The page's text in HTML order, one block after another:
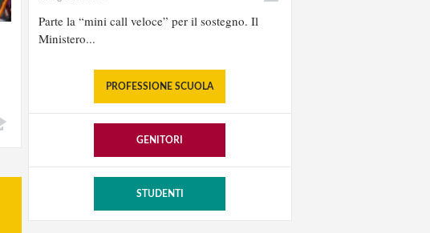
Parte la “mini call veloce” per il sostegno. Il
Ministero...
PROFESSIONE SCUOLA
GENITORI
STUDENTI